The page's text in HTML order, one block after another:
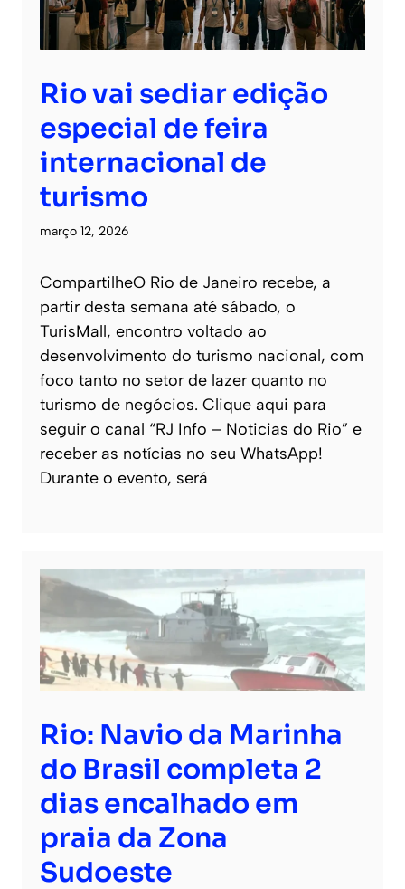
Rio vai sediar edição
especial de feira
internacional de
turismo
março 12, 2026
CompartilheO Rio de Janeiro recebe, a
partir desta semana até sábado, o
TurisMall, encontro voltado ao
desenvolvimento do turismo nacional, com
foco tanto no setor de lazer quanto no
turismo de negócios. Clique aqui para
seguir o canal “RJ Info – Noticias do Rio” e
receber as notícias no seu WhatsApp!
Durante o evento, será
Rio: Navio da Marinha
do Brasil completa 2
dias encalhado em
praia da Zona
Sudoeste